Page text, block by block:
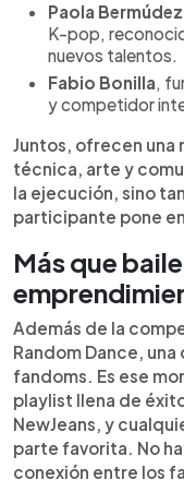
Paola Bermúdez
K-pop,
nuevos talentos.
Fabio Bonilla,
y competidor
Juntos, ofrecen una
técnica, arte y
la ejecución, sino
participante pone
Más que
Además de la
Random Dance,
fandoms. Es ese
playlist llena de
NewJeans, y
parte favorita. No
conexión entre los